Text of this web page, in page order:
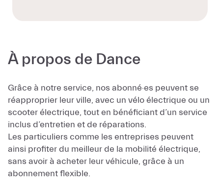
À propos de Dance
Grâce à notre service, nos abonné·es peuvent se
réapproprier leur ville, avec un vélo électrique ou un
scooter électrique, tout en bénéficiant d’un service
inclus d’entretien et de réparations.
Les particuliers comme les entreprises peuvent
ainsi profiter du meilleur de la mobilité électrique,
sans avoir à acheter leur véhicule, grâce à un
abonnement flexible.